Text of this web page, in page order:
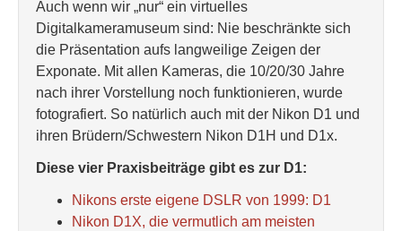
Auch wenn wir „nur“ ein virtuelles
Digitalkameramuseum sind: Nie beschränkte sich
die Präsentation aufs langweilige Zeigen der
Exponate. Mit allen Kameras, die 10/20/30 Jahre
nach ihrer Vorstellung noch funktionieren, wurde
fotografiert. So natürlich auch mit der Nikon D1 und
ihren Brüdern/Schwestern Nikon D1H und D1x.
Diese vier Praxisbeiträge gibt es zur D1:
Nikons erste eigene DSLR von 1999: D1
Nikon D1X, die vermutlich am meisten